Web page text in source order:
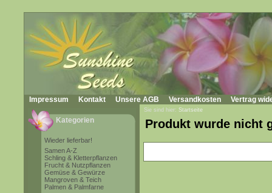
Impressum Kontakt Unsere AGB Versandkosten Vertrag
Kategorien
Wieder lieferbar!
Samen A-Z
Schling & Kletterpflanzen
Frucht & Nutzpflanzen
Gemüse & Gewürze
Mangroven & Teich
Palmen & Palmfarne
Sie sind hier: Startseite
Produkt wurde nicht